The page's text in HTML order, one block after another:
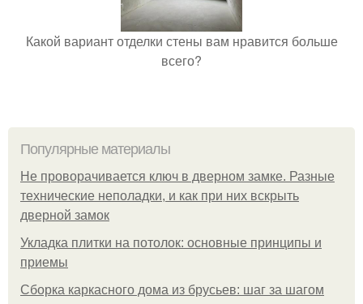
Какой вариант отделки стены вам нравится больше
всего?
Популярные материалы
Не проворачивается ключ в дверном замке. Разные
технические неполадки, и как при них вскрыть
дверной замок
Укладка плитки на потолок: основные принципы и
приемы
Сборка каркасного дома из брусьев: шаг за шагом